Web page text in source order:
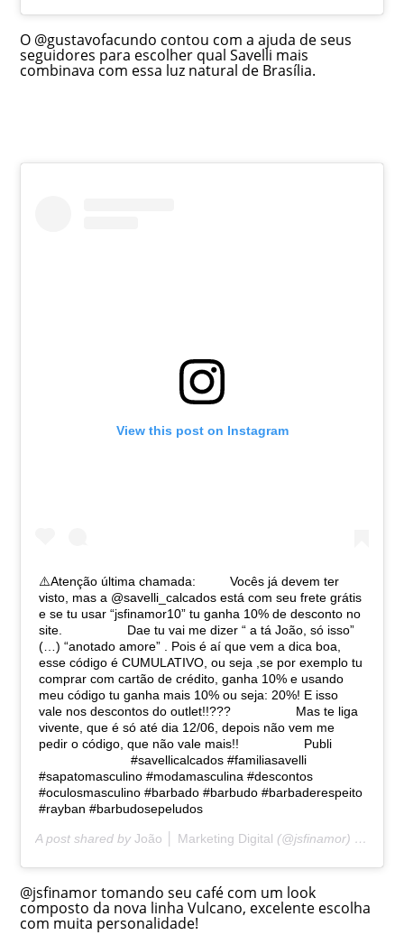
O @gustavofacundo contou com a ajuda de seus
seguidores para escolher qual Savelli mais
combinava com essa luz natural de Brasília.
View this post on Instagram
⚠️Atenção última chamada: ⠀⠀⠀ Vocês já devem ter
visto, mas a @savelli_calcados está com seu frete grátis
e se tu usar “jsfinamor10” tu ganha 10% de desconto no
site. ⠀⠀⠀ ⠀⠀⠀ Dae tu vai me dizer “ a tá João, só isso”
(…) “anotado amore” . Pois é aí que vem a dica boa,
esse código é CUMULATIVO, ou seja ,se por exemplo tu
comprar com cartão de crédito, ganha 10% e usando
meu código tu ganha mais 10% ou seja: 20%! E isso
vale nos descontos do outlet!!??? ⠀⠀⠀ ⠀⠀⠀ Mas te liga
vivente, que é só até dia 12/06, depois não vem me
pedir o código, que não vale mais!! ⠀⠀⠀ ⠀⠀⠀ Publi ⠀⠀⠀
⠀⠀⠀ ⠀⠀⠀ ⠀⠀⠀ #savellicalcados #familiasavelli
#sapatomasculino #modamasculina #descontos
#oculosmasculino #barbado #barbudo #barbaderespeito
#rayban #barbudosepeludos
A post shared byJoão │ Marketing Digital (@jsfinamor) on
@jsfinamor tomando seu café com um look
composto da nova linha Vulcano, excelente escolha
com muita personalidade!